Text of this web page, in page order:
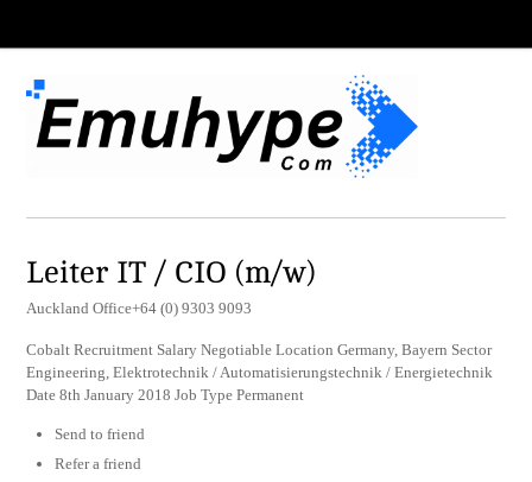
Leiter IT / CIO (m/w)
Auckland Office+64 (0) 9303 9093
Cobalt Recruitment Salary Negotiable Location Germany, Bayern Sector
Engineering, Elektrotechnik / Automatisierungstechnik / Energietechnik
Date 8th January 2018 Job Type Permanent
Send to friend
Refer a friend